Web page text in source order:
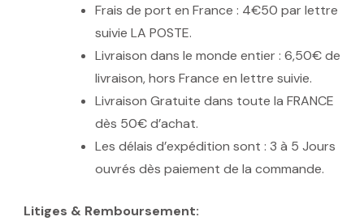
Frais de port en France : 4€50 par lettre
suivie LA POSTE.
Livraison dans le monde entier : 6,50€ de
livraison, hors France en lettre suivie.
Livraison Gratuite dans toute la FRANCE
dès 50€ d’achat.
Les délais d’expédition sont : 3 à 5 Jours
ouvrés dès paiement de la commande.
Litiges & Remboursement: